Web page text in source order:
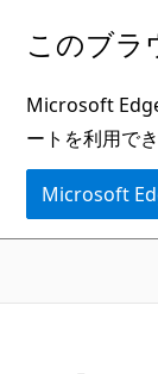
このブラ
Microsoft
ートを利用でき
Microsoft